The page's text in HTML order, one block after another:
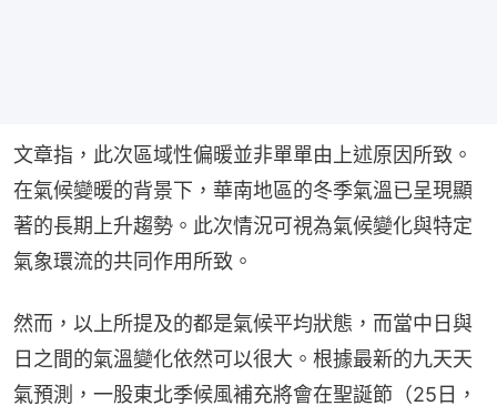
文章指，此次區域性偏暖並非單單由上述原因所致。
在氣候變暖的背景下，華南地區的冬季氣溫已呈現顯
著的長期上升趨勢。此次情況可視為氣候變化與特定
氣象環流的共同作用所致。
然而，以上所提及的都是氣候平均狀態，而當中日與
日之間的氣溫變化依然可以很大。根據最新的九天天
氣預測，一股東北季候風補充將會在聖誕節（25日，